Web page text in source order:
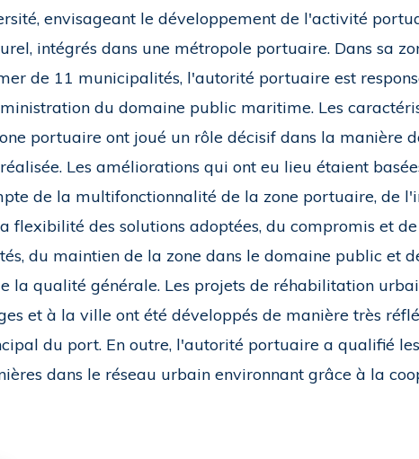
envisageant le développement de l'activité
intégrés dans une métropole portuaire. Dans sa
de 11 municipalités, l'autorité portuaire est
du domaine public maritime. Les
portuaire ont joué un rôle décisif dans la manière
Les améliorations qui ont eu lieu étaient
de la multifonctionnalité de la zone portuaire, de
flexibilité des solutions adoptées, du compromis et
du maintien de la zone dans le domaine public et
la qualité générale. Les projets de réhabilitation
et à la ville ont été développés de manière très
du port. En outre, l'autorité portuaire a qualifié
dans le réseau urbain environnant grâce à la